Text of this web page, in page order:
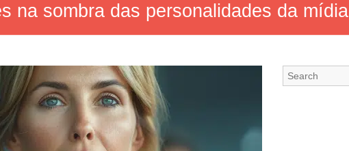
na sombra das personalidades da mídia